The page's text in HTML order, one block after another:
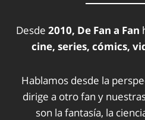
Desde 2010, De Fan a Fan
cine, series, cómics,
Hablamos desde la
dirige a otro fan y
son la fantasía, la